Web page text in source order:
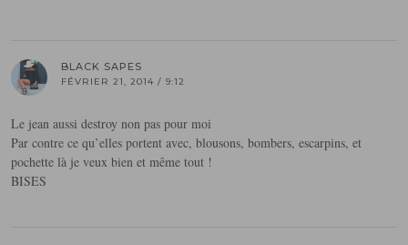
BLACK SAPES
FÉVRIER 21, 2014 / 9:12
Le jean aussi destroy non pas pour moi
Par contre ce qu’elles portent avec, blousons, bombers, escarpins, et
pochette là je veux bien et même tout !
BISES